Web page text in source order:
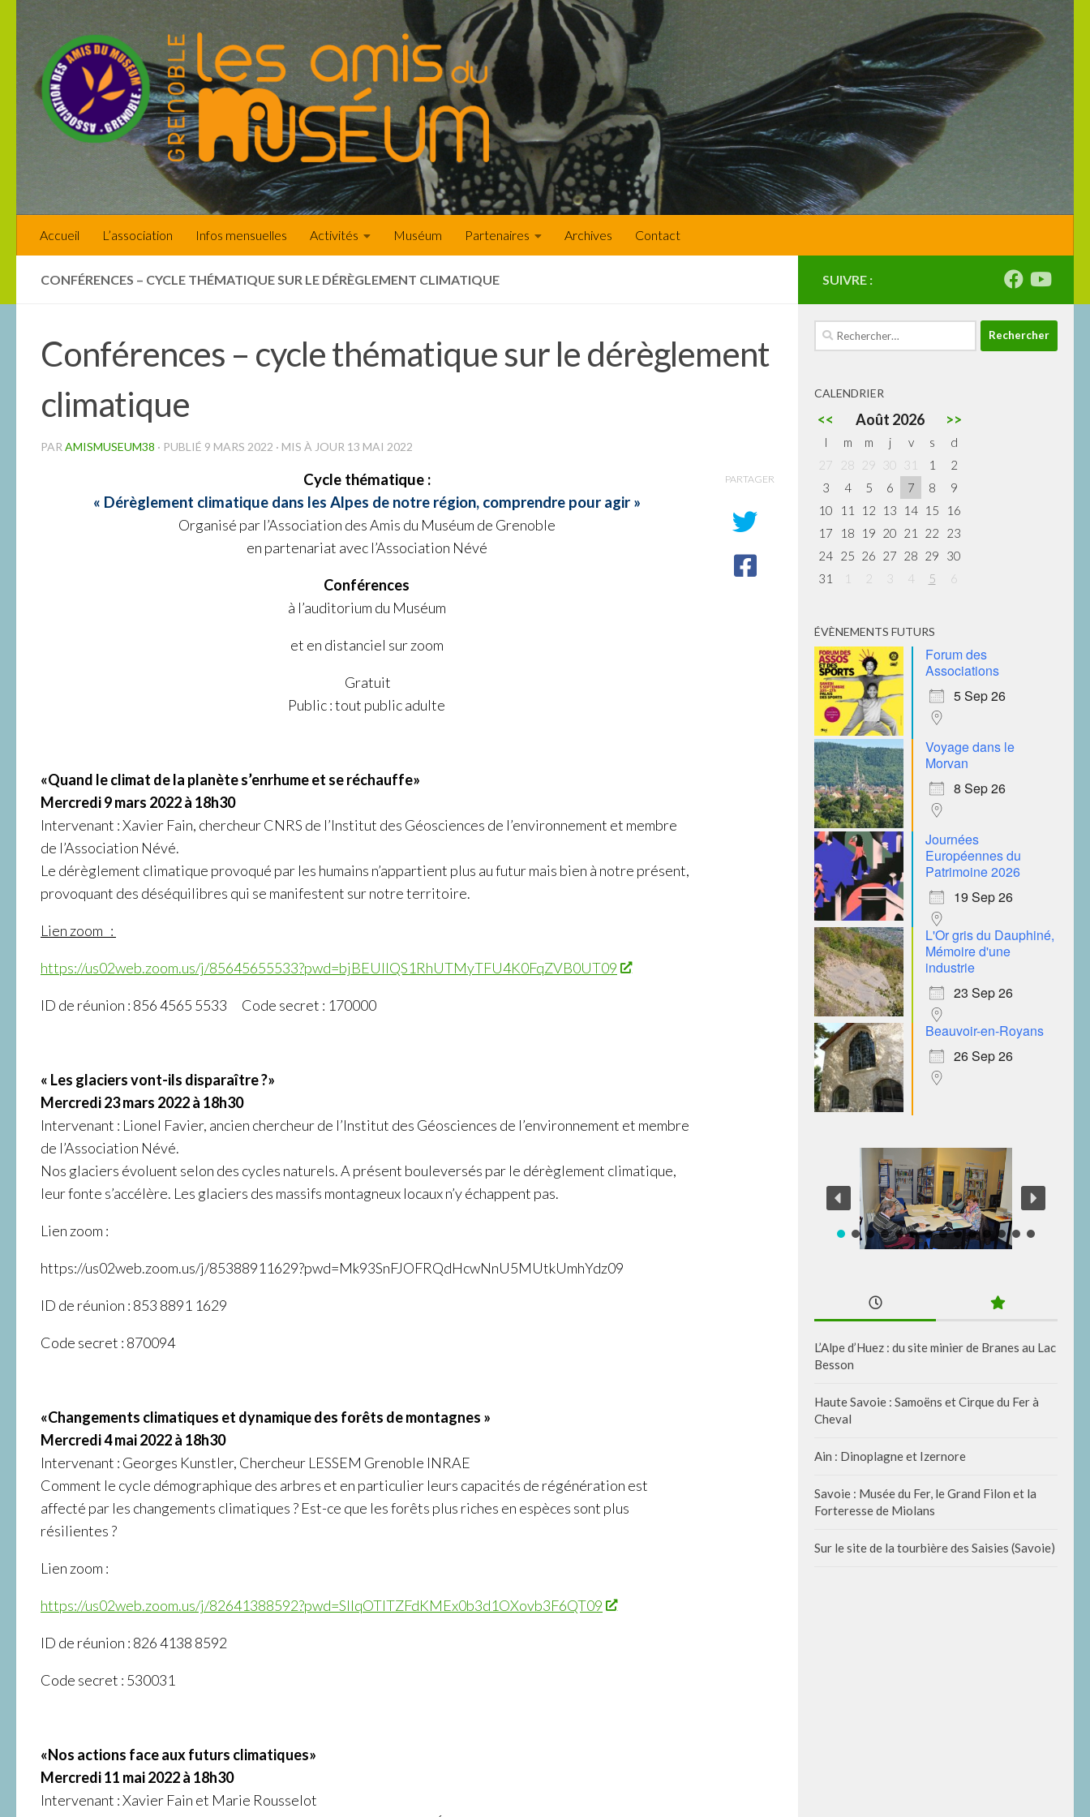
Skip to content
Accueil L’association Infos mensuelles Activités Muséum Partenaires Archives Contact
CONFÉRENCES – CYCLE THÉMATIQUE SUR LE DÉRÈGLEMENT CLIMATIQUE
Conférences – cycle thématique sur le dérèglement
climatique
PAR AMISMUSEUM38 · PUBLIÉ 9 MARS 2022 · MIS À JOUR 13 MAI 2022
Cycle thématique :
« Dérèglement climatique dans les Alpes de notre région, comprendre pour agir »
Organisé par l’Association des Amis du Muséum de Grenoble
en partenariat avec l’Association Névé
Conférences
à l’auditorium du Muséum
et en distanciel sur zoom
Gratuit
Public : tout public adulte
«Quand le climat de la planète s’enrhume et se réchauffe»
Mercredi 9 mars 2022 à 18h30
Intervenant : Xavier Fain, chercheur CNRS de l’Institut des Géosciences de l’environnement et membre
de l’Association Névé.
Le dérèglement climatique provoqué par les humains n’appartient plus au futur mais bien à notre présent,
provoquant des déséquilibres qui se manifestent sur notre territoire.
Lien zoom :
https://us02web.zoom.us/j/85645655533?pwd=bjBEUllQS1RhUTMyTFU4K0FqZVB0UT09
ID de réunion : 856 4565 5533 Code secret : 170000
« Les glaciers vont-ils disparaître ?»
Mercredi 23 mars 2022 à 18h30
Intervenant : Lionel Favier, ancien chercheur de l’Institut des Géosciences de l’environnement et membre
de l’Association Névé.
Nos glaciers évoluent selon des cycles naturels. A présent bouleversés par le dérèglement climatique,
leur fonte s’accélère. Les glaciers des massifs montagneux locaux n’y échappent pas.
Lien zoom :
https://us02web.zoom.us/j/85388911629?pwd=Mk93SnFJOFRQdHcwNnU5MUtkUmhYdz09
ID de réunion : 853 8891 1629
Code secret : 870094
«Changements climatiques et dynamique des forêts de montagnes »
Mercredi 4 mai 2022 à 18h30
Intervenant : Georges Kunstler, Chercheur LESSEM Grenoble INRAE
Comment le cycle démographique des arbres et en particulier leurs capacités de régénération est
affecté par les changements climatiques ? Est-ce que les forêts plus riches en espèces sont plus
résilientes ?
Lien zoom :
https://us02web.zoom.us/j/82641388592?pwd=SllqOTlTZFdKMEx0b3d1OXovb3F6QT09
ID de réunion : 826 4138 8592
Code secret : 530031
«Nos actions face aux futurs climatiques»
Mercredi 11 mai 2022 à 18h30
Intervenant : Xavier Fain et Marie Rousselot
PARTAGER
SUIVRE :
Rechercher :
CALENDRIER
<< Août 2026 >>
l m m j v s
d
27
28 29 30 31 1
2
3
4 5 6 7 8
9
10
11 12 13 14 15
16
17
18 19 20 21 22
23
24 25 26 27 28 29
30
31
1 2 3 4 5 6
ÉVÈNEMENTS FUTURS
Forum des
Associations
5 Sep 26
Voyage dans le
Morvan
8 Sep 26
Journées
Européennes du
Patrimoine 2026
19 Sep 26
L'Or gris du Dauphiné,
Mémoire d'une
industrie
23 Sep 26
Beauvoir-en-Royans
26 Sep 26
L’Alpe d’Huez : du site minier de Branes au Lac
Besson
Haute Savoie : Samoëns et Cirque du Fer à
Cheval
Ain : Dinoplagne et Izernore
Savoie : Musée du Fer, le Grand Filon et la
Forteresse de Miolans
Sur le site de la tourbière des Saisies (Savoie)